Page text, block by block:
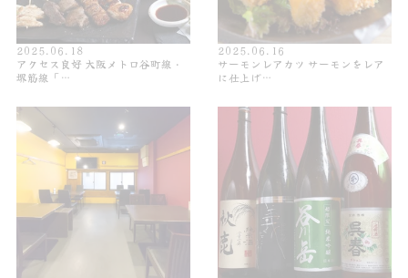
2025.06.18
アクセス良好 大阪メトロ谷町線・
堺筋線「…
2025.06.16
サーモンレアカツ サーモンをレア
に仕上げ…